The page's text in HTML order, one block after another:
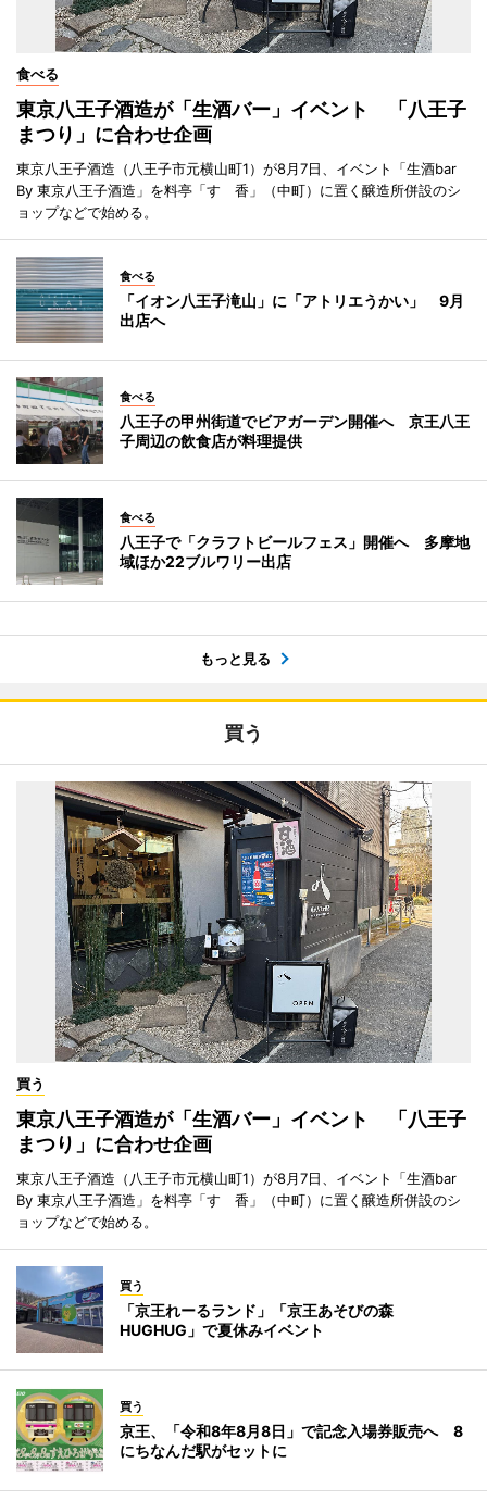
食べる
東京八王子酒造が「生酒バー」イベント 「八王子
まつり」に合わせ企画
東京八王子酒造（八王子市元横山町1）が8月7日、イベント「生酒bar
By 東京八王子酒造」を料亭「すゞ香」（中町）に置く醸造所併設のシ
ョップなどで始める。
食べる
「イオン八王子滝山」に「アトリエうかい」 9月
出店へ
食べる
八王子の甲州街道でビアガーデン開催へ 京王八王
子周辺の飲食店が料理提供
食べる
八王子で「クラフトビールフェス」開催へ 多摩地
域ほか22ブルワリー出店
もっと見る
買う
買う
東京八王子酒造が「生酒バー」イベント 「八王子
まつり」に合わせ企画
東京八王子酒造（八王子市元横山町1）が8月7日、イベント「生酒bar
By 東京八王子酒造」を料亭「すゞ香」（中町）に置く醸造所併設のシ
ョップなどで始める。
買う
「京王れーるランド」「京王あそびの森
HUGHUG」で夏休みイベント
買う
京王、「令和8年8月8日」で記念入場券販売へ 8
にちなんだ駅がセットに